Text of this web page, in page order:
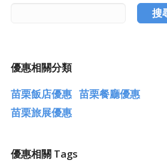
按摩/
高爾
搜
優惠相關分類
苗栗飯店優惠 苗栗餐廳優惠
苗栗旅展優惠
優惠相關 Tags